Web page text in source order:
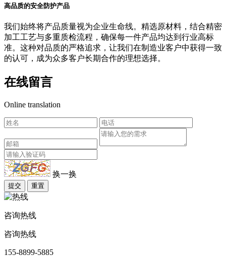
高品质的安全防护产品
我们始终将产品质量视为企业生命线。精选原材料，结合精密
加工工艺与多重质检流程，确保每一件产品均达到行业高标
准。这种对品质的严格追求，让我们在制造业客户中获得一致
的认可，成为众多客户长期合作的理想选择。
在线留言
Online translation
换一换
提交 重置
咨询热线
咨询热线
155-8899-5885